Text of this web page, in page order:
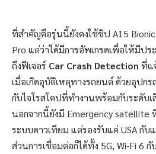
ที่สำคัญคือรุ่นนี้ยังคงใช้ชิป A15
Pro แต่ว่าได้มีการอัพเกรดเพื่อให้มีป
ถึงฟีเจอร์ Car Crash Detection ที่แ
เมื่อเกิดอุบัติเหตุทางรถยนต์ ด้วยอุปก
กับไจโรสโคปที่ทำงานพร้อมกับระดับ
นอกจากนี้ยังมี Emergency satellite
ระบบดาวเทียม แต่รองรับแค่ USA กั
ส่วนการเชื่อมต่อก็ได้ทั้ง 5G, Wi-Fi 6 กั